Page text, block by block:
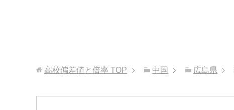
高校偏差値と倍率 TOP 中国 広島県